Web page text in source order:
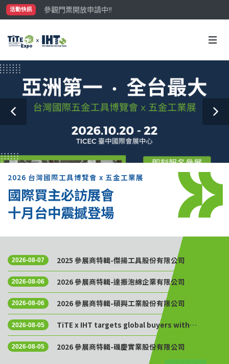
活動快訊
參觀門票開放申請中‼️
最大規模台灣五金展TiTE x IHT，2026/10/20-22與您在臺
2026 台灣國際工具博覽會 x 五金工業展
國際買主必訪展會
十月台中震撼登場
2026-08-07 2025 參展商特輯-傑揚工具股份有限公司
2026-08-06 2026 參展商特輯-達振泡綿企業有限公司
2026-08-06 2026 參展商特輯-碩興工業股份有限公司
2026-08-05
TiTE x IHT targets global buyers with
Golden Sourcing Week
2026-08-05 2026 參展商特輯-磯慶實業股份有限公司